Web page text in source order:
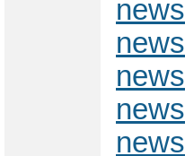
news
news
news
news
news